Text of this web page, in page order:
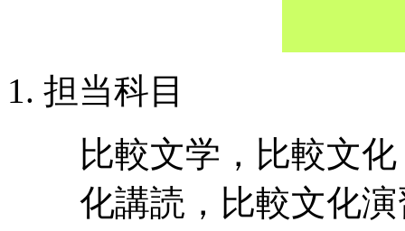
担当科目
比較文学，比較文
化講読，比較文化